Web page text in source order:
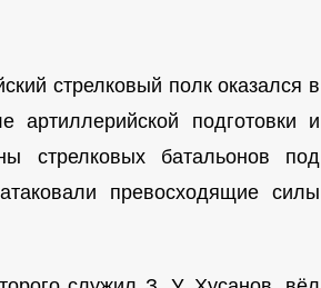
стрелковый полк оказался в
артиллерийской подготовки и
стрелковых батальонов под
превосходящие силы